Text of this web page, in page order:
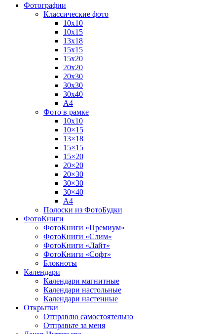
Фотографии
Классические фото
10х10
10х15
13х18
15х15
15х20
20х20
20х30
30х30
30х40
А4
Фото в рамке
10х10
10×15
13×18
15×15
15×20
20×20
20×30
30×30
30×40
A4
Полоски из ФотоБудки
ФотоКниги
ФотоКниги «Премиум»
ФотоКниги «Слим»
ФотоКниги «Лайт»
ФотоКниги «Софт»
Блокноты
Календари
Календари магнитные
Календари настольные
Календари настенные
Открытки
Отправлю самостоятельно
Отправьте за меня